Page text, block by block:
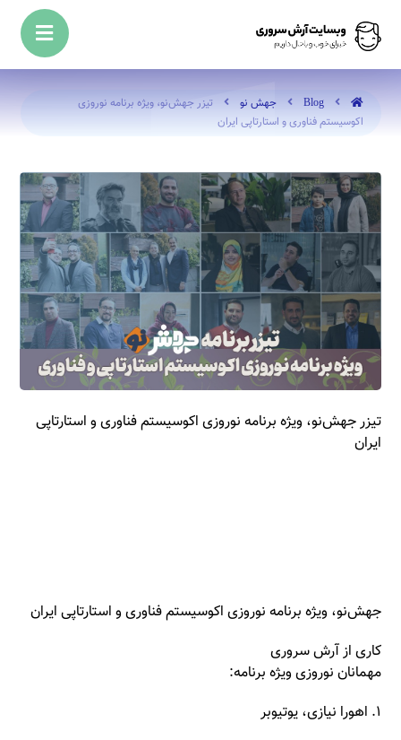
Blog جهش نو
تیزر جهش‌نو، ویژه برنامه نوروزی
اکوسیستم فناوری و استارتاپی ایران
تیزر جهش‌نو، ویژه برنامه نوروزی اکوسیستم فناوری و استارتاپی
ایران
جهش‌نو، ویژه برنامه نوروزی اکوسیستم فناوری و استارتاپی ایران
کاری از آرش سروری
مهمانان نوروزی ویژه برنامه:
۱. اهورا نیازی، یوتیوبر